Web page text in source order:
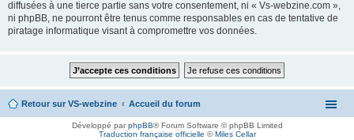
diffusées à une tierce partie sans votre consentement, ni « Vs-webzine.com »,
ni phpBB, ne pourront être tenus comme responsables en cas de tentative de
piratage informatique visant à compromettre vos données.
Retour sur VS-webzine Accueil du forum
Développé parphpBB® Forum Software © phpBB Limited
Traduction française officielle ©Miles Cellar